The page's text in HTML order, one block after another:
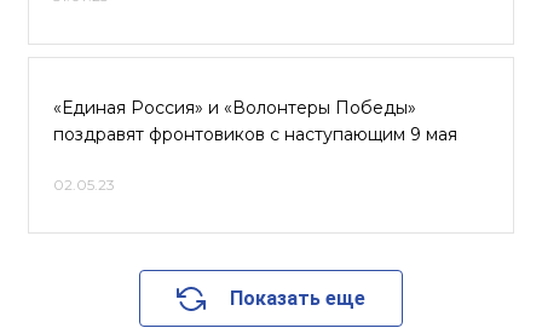
«Единая Россия» и «Волонтеры Победы»
поздравят фронтовиков с наступающим 9 мая
02.05.23
Показать еще